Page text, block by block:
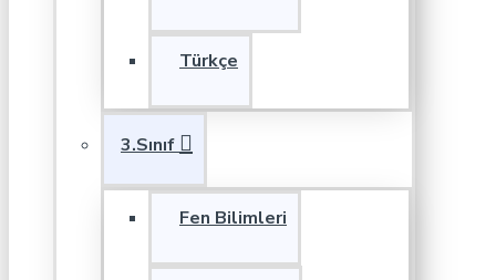
Türkçe
3.Sınıf
Fen Bilimleri